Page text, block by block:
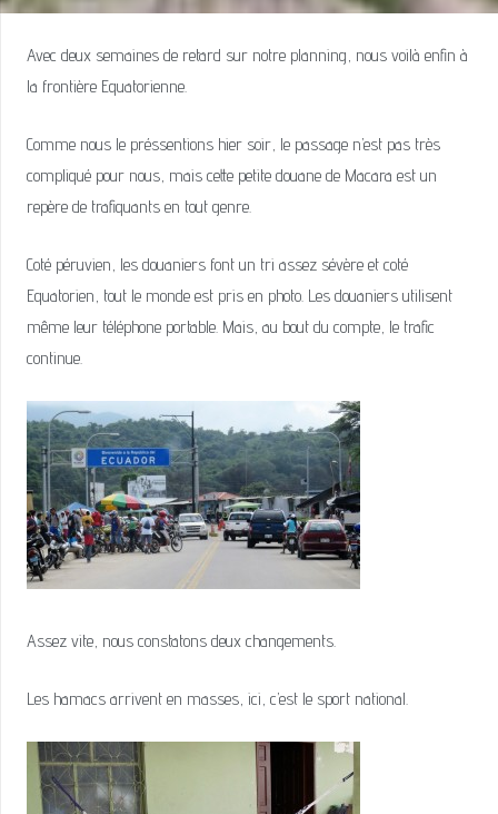
Avec deux semaines de retard sur notre planning, nous voilà enfin à
la frontière Equatorienne.
Comme nous le préssentions hier soir, le passage n’est pas très
compliqué pour nous, mais cette petite douane de Macara est un
repère de trafiquants en tout genre.
Coté péruvien, les douaniers font un tri assez sévère et coté
Equatorien, tout le monde est pris en photo. Les douaniers utilisent
même leur téléphone portable. Mais, au bout du compte, le trafic
continue.
Assez vite, nous constatons deux changements.
Les hamacs arrivent en masses, ici, c’est le sport national.